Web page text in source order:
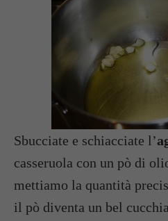
Sbucciate e schiacciate l’
casseruola con un pò di
mettiamo la quantità
il pò diventa un bel